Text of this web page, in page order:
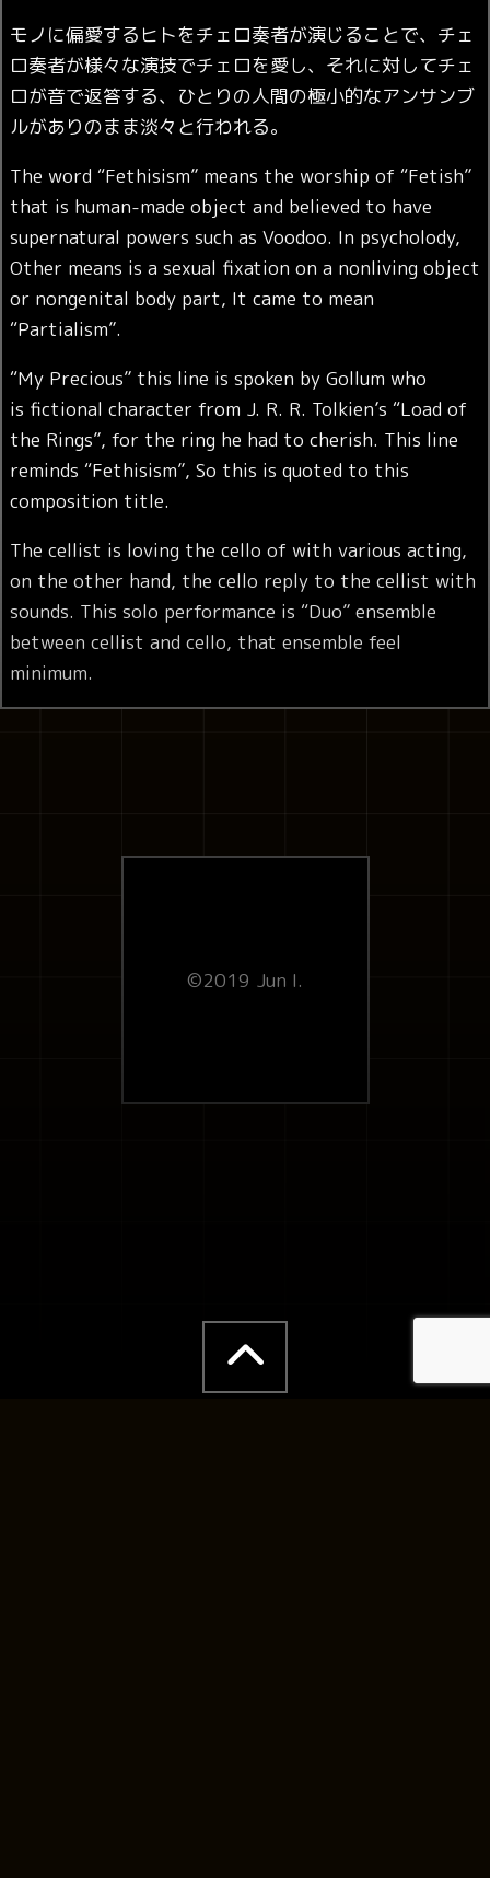
モノに偏愛するヒトをチェロ奏者が演じることで、チェ
ロ奏者が様々な演技でチェロを愛し、それに対してチェ
ロが音で返答する、ひとりの人間の極小的なアンサンブ
ルがありのまま淡々と行われる。
The word “Fethisism” means the worship of “Fetish”
that is human-made object and believed to have
supernatural powers such as Voodoo. In psycholody,
Other means is a sexual fixation on a nonliving object
or nongenital body part, It came to mean
“Partialism”.
“My Precious” this line is spoken by Gollum who
is fictional character from J. R. R. Tolkien’s “Load of
the Rings”, for the ring he had to cherish. This line
reminds “Fethisism”, So this is quoted to this
composition title.
The cellist is loving the cello of with various acting,
on the other hand, the cello reply to the cellist with
sounds. This solo performance is “Duo” ensemble
between cellist and cello, that ensemble feel
minimum.
©2019 Jun I.